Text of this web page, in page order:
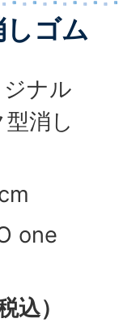
ゴム
ナル
消し
one
込）